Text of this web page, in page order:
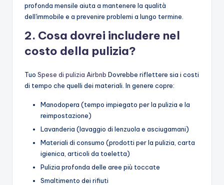
profonda mensile aiuta a mantenere la qualità
dell'immobile e a prevenire problemi a lungo termine.
2. Cosa dovrei includere nel
costo della pulizia?
Tuo Spese di pulizia Airbnb Dovrebbe riflettere sia i costi
di tempo che quelli dei materiali. In genere copre:
Manodopera (tempo impiegato per la pulizia e la
reimpostazione)
Lavanderia (lavaggio di lenzuola e asciugamani)
Materiali di consumo (prodotti per la pulizia, carta
igienica, articoli da toeletta)
Pulizia profonda delle aree più toccate
Smaltimento dei rifiuti